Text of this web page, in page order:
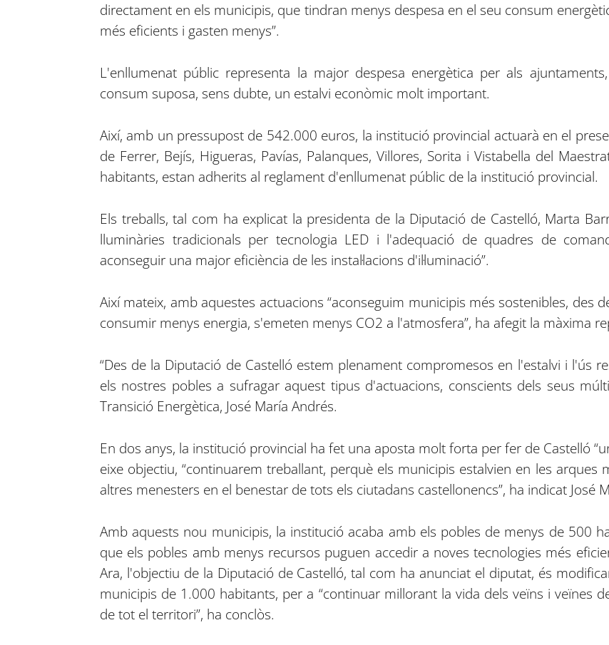
directament en els municipis, que tindran menys despesa en el seu consum
més eficients i gasten menys”.
L'enllumenat públic representa la major despesa energètica per als
consum suposa, sens dubte, un estalvi econòmic molt important.
Així, amb un pressupost de 542.000 euros, la institució provincial actuarà en el
de Ferrer, Bejís, Higueras, Pavías, Palanques, Villores, Sorita i Vistabella del
habitants, estan adherits al reglament d'enllumenat públic de la institució provincial.
Els treballs, tal com ha explicat la presidenta de la Diputació de Castelló, Marta
lluminàries tradicionals per tecnologia LED i l'adequació de quadres de
aconseguir una major eficiència de les instal·lacions d'il·luminació”.
Així mateix, amb aquestes actuacions “aconseguim municipis més sostenibles, des
consumir menys energia, s'emeten menys CO2 a l'atmosfera”, ha afegit la màxima
“Des de la Diputació de Castelló estem plenament compromesos en l'estalvi i l'ús
els nostres pobles a sufragar aquest tipus d'actuacions, conscients dels seus
Transició Energètica, José María Andrés.
En dos anys, la institució provincial ha fet una aposta molt forta per fer de Castelló
eixe objectiu, “continuarem treballant, perquè els municipis estalvien en les
altres menesters en el benestar de tots els ciutadans castellonencs”, ha indicat José
Amb aquests nou municipis, la institució acaba amb els pobles de menys de 500
que els pobles amb menys recursos puguen accedir a noves tecnologies més
Ara, l'objectiu de la Diputació de Castelló, tal com ha anunciat el diputat, és
municipis de 1.000 habitants, per a “continuar millorant la vida dels veïns i veïnes
de tot el territori”, ha conclòs.